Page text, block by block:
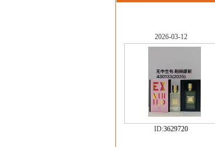
2026-03-12
ID:3629720